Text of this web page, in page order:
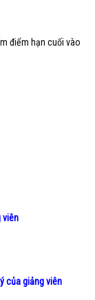
điểm hạn cuối vào
viên
của giảng viên